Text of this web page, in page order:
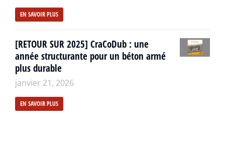
EN SAVOIR PLUS
[RETOUR SUR 2025] CraCoDub : une
année structurante pour un béton armé
plus durable
janvier 21, 2026
EN SAVOIR PLUS